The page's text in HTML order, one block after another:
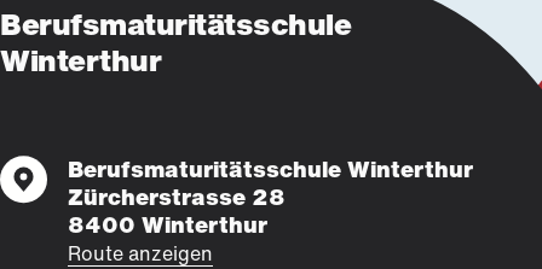
Berufsmaturitätsschule
Winterthur
Berufsmaturitätsschule Winterthur
Zürcherstrasse 28
8400 Winterthur
Route anzeigen